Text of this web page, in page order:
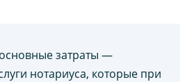
затраты —
нотариуса, которые при